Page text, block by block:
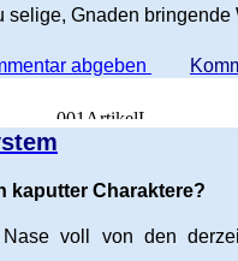
selige, Gnaden bringende
abgeben
kaputter Charaktere?
voll von den